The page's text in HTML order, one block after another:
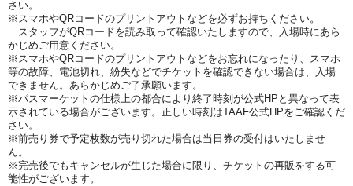
さい。
※スマホやQRコードのプリントアウトなどを必ずお持ちください。
スタッフがQRコードを読み取って確認いたしますので、入場時にあら
かじめご用意ください。
※スマホやQRコードのプリントアウトなどをお忘れになったり、スマホ
等の故障、電池切れ、紛失などでチケットを確認できない場合は、入場
できません。あらかじめご了承願います。
※パスマーケットの仕様上の都合により終了時刻が公式HPと異なって表
示されている場合がございます。正しい時刻はTAAF公式HPをご確認くだ
さい。
※前売り券で予定枚数が売り切れた場合は当日券の受付はいたしませ
ん。
※完売後でもキャンセルが生じた場合に限り、チケットの再販をする可
能性がございます。